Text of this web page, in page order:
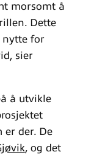
morsomt å
Dette
nytte for
sier
å utvikle
der. De
, og det